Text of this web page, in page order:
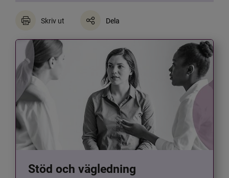
Skriv ut Dela
Stöd och vägledning